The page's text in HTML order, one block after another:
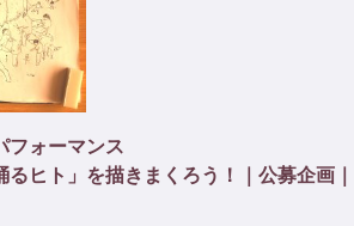
フォーマンス
るヒト」を描きまくろう！｜公募企画｜